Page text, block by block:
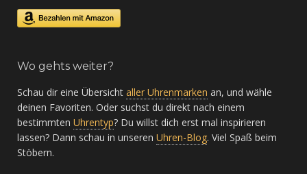
Wo gehts weiter?
Schau dir eine Übersicht aller Uhrenmarken an, und wähle
deinen Favoriten. Oder suchst du direkt nach einem
bestimmten Uhrentyp? Du willst dich erst mal inspirieren
lassen? Dann schau in unseren Uhren-Blog. Viel Spaß beim
Stöbern.